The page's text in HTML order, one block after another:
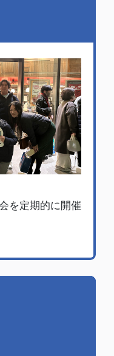
を定期的に開催